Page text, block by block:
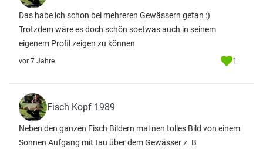
Das habe ich schon bei mehreren Gewässern getan :)
Trotzdem wäre es doch schön soetwas auch in seinem
eigenem Profil zeigen zu können
vor 7 Jahre 1
Fisch Kopf 1989
Neben den ganzen Fisch Bildern mal nen tolles Bild von einem
Sonnen Aufgang mit tau über dem Gewässer z. B